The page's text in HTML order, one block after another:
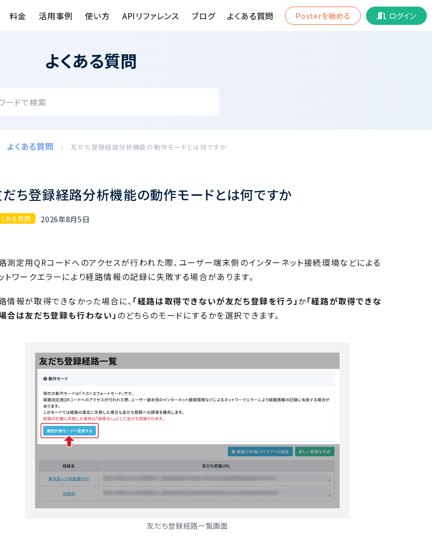
料金 活用事例 使い方 APIリファレンス ブログ よくある質問 Posterを始める ログイン
よくある質問
よくある質問 友だち登録経路分析機能の動作モードとは何ですか
ち登録経路分析機能の動作モードとは何ですか
ある質問 2026年8月5日
測定用QRコードへのアクセスが行われた際、ユーザー端末側のインターネット接続環境などによる
トワークエラーにより経路情報の記録に失敗する場合があります。
情報が取得できなかった場合に、 「経路は取得できないが友だち登録を行う」か「経路が取得できな
合は友だち登録も行わない」 のどちらのモードにするかを選択できます。
友だち登録経路一覧画面